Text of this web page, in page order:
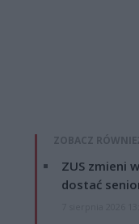
ZOBACZ
ZUS zmieni
dostać